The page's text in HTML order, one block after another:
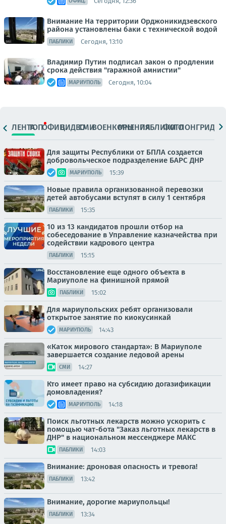
Внимание На территории Орджоникидзевского
района установлены баки с технической водой
ПАБЛИКИ Сегодня, 13:10
Владимир Путин подписал закон о продлении
срока действия "гаражной амнистии"
МАРИУПОЛЬ Сегодня, 10:04
ЛЕНТАТОПОФИЦ.ВИДЕОСМИВОЕНКОРЫМНЕНИЯПАБЛИКИ
ФОТОЛОНГРИДЫ
Для защиты Республики от БПЛА создается
добровольческое подразделение БАРС ДНР
МАРИУПОЛЬ 15:39
Новые правила организованной перевозки
детей автобусами вступят в силу 1 сентября
ПАБЛИКИ 15:35
10 из 13 кандидатов прошли отбор на
собеседование в Управление казначейства при
содействии кадрового центра
ПАБЛИКИ 15:15
Восстановление еще одного объекта в
Мариуполе на финишной прямой
ПАБЛИКИ 15:02
Для мариупольских ребят организовали
открытое занятие по киокусинкай
МАРИУПОЛЬ 14:43
«Каток мирового стандарта»: В Мариуполе
завершается создание ледовой арены
СМИ 14:27
Кто имеет право на субсидию догазификации
домовладения?
МАРИУПОЛЬ 14:18
Поиск льготных лекарств можно ускорить с
помощью чат-бота "Заказ льготных лекарств в
ДНР" в национальном мессенджере МАКС
ПАБЛИКИ 14:03
Внимание: дроновая опасность и тревога!
ПАБЛИКИ 13:42
Внимание, дорогие мариупольцы!
ПАБЛИКИ 13:34